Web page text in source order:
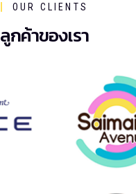
OUR CLIENTS
ลูกค้าของเรา